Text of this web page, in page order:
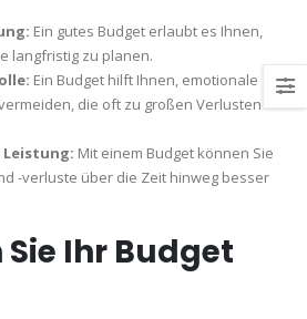
Ein gutes Budget erlaubt es Ihnen,
langfristig zu planen.
Ein Budget hilft Ihnen, emotionale
die oft zu großen Verlusten
Leistung: Mit einem Budget können Sie
-verluste über die Zeit hinweg besser
Sie Ihr Budget